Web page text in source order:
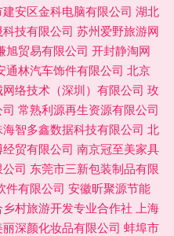
安区金科电脑有限公司 湖北
技有限公司 苏州爱野旅游网
旭贸易有限公司 开封静淘网
通林汽车饰件有限公司 北京
络技术（深圳）有限公司 玫
常熟利源再生资源有限公司
海智多鑫数据科技有限公司 北
贸有限公司 南京冠至美家具
司 东莞市三新包装制品有限
件有限公司 安徽昕聚源节能
村旅游开发专业合作社 上海
深颜化妆品有限公司 蚌埠市